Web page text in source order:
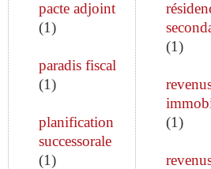
pacte adjoint
(1)
paradis fiscal
(1)
planification
successorale
(1)
(1)
(1)